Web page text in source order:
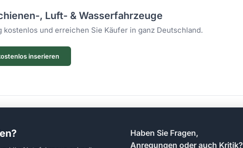
, Luft- & Wasserfahrzeuge
und erreichen Sie Käufer in ganz Deutschland.
inserieren
Haben Sie Fragen,
Anregungen oder auch Kritik?